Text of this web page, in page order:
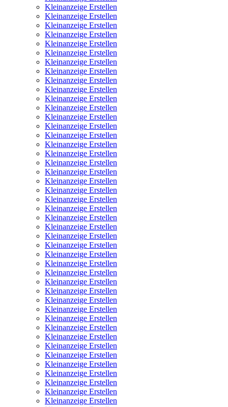
Kleinanzeige Erstellen
Kleinanzeige Erstellen
Kleinanzeige Erstellen
Kleinanzeige Erstellen
Kleinanzeige Erstellen
Kleinanzeige Erstellen
Kleinanzeige Erstellen
Kleinanzeige Erstellen
Kleinanzeige Erstellen
Kleinanzeige Erstellen
Kleinanzeige Erstellen
Kleinanzeige Erstellen
Kleinanzeige Erstellen
Kleinanzeige Erstellen
Kleinanzeige Erstellen
Kleinanzeige Erstellen
Kleinanzeige Erstellen
Kleinanzeige Erstellen
Kleinanzeige Erstellen
Kleinanzeige Erstellen
Kleinanzeige Erstellen
Kleinanzeige Erstellen
Kleinanzeige Erstellen
Kleinanzeige Erstellen
Kleinanzeige Erstellen
Kleinanzeige Erstellen
Kleinanzeige Erstellen
Kleinanzeige Erstellen
Kleinanzeige Erstellen
Kleinanzeige Erstellen
Kleinanzeige Erstellen
Kleinanzeige Erstellen
Kleinanzeige Erstellen
Kleinanzeige Erstellen
Kleinanzeige Erstellen
Kleinanzeige Erstellen
Kleinanzeige Erstellen
Kleinanzeige Erstellen
Kleinanzeige Erstellen
Kleinanzeige Erstellen
Kleinanzeige Erstellen
Kleinanzeige Erstellen
Kleinanzeige Erstellen
Kleinanzeige Erstellen